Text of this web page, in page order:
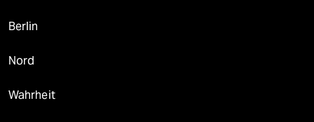
Berlin
Nord
Wahrheit